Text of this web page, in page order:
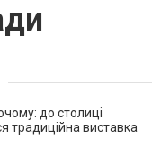
до столиці
традиційна виставка